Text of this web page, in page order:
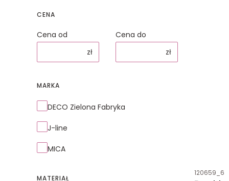
CENA
Cena od
zł
Cena do
zł
MARKA
Marka
DECO Zielona Fabryka
J-line
MICA
MATERIAŁ
Kod
120659_6